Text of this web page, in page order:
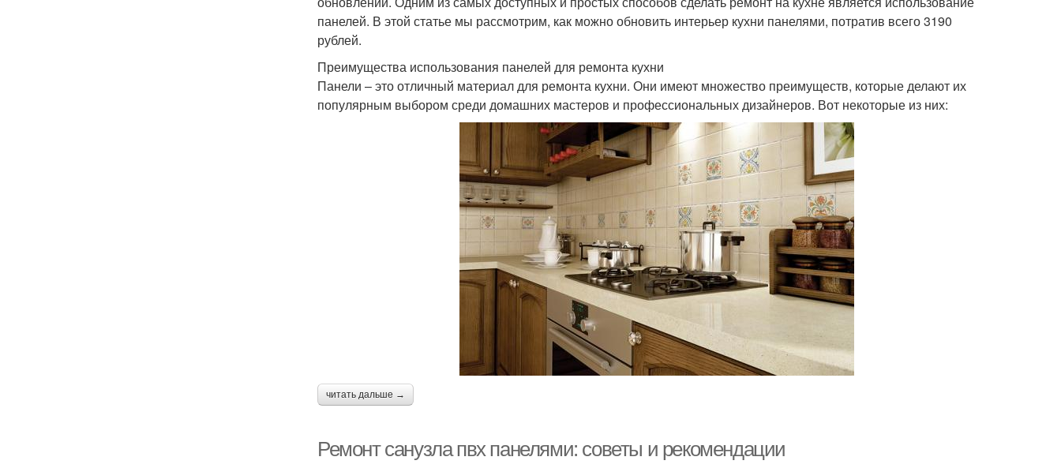
панелей. В этой статье мы рассмотрим, как можно обновить интерьер кухни панелями, потратив всего 3190
рублей.
Преимущества использования панелей для ремонта кухни
Панели – это отличный материал для ремонта кухни. Они имеют множество преимуществ, которые делают их
популярным выбором среди домашних мастеров и профессиональных дизайнеров. Вот некоторые из них:
читать дальше →
Ремонт санузла пвх панелями: советы и рекомендации